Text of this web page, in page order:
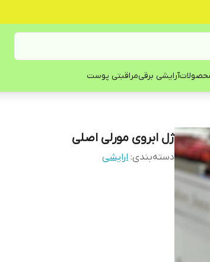
آرایشی برقیمراقبتی پوست
ژل ابروی مورلی اصلی
دسته‌بندی: ارایشی